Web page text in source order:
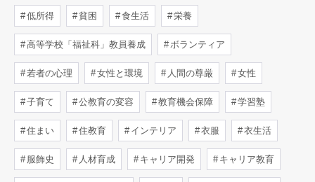
低所得 貧困 食生活 栄養
高等学校「福祉科」教員養成 ボランティア
若者の心理 女性と環境 人間の尊厳 女性
子育て 公教育の変容 教育機会保障 学習塾
住まい 住教育 インテリア 衣服 衣生活
服飾史 人材育成 キャリア開発 キャリア教育